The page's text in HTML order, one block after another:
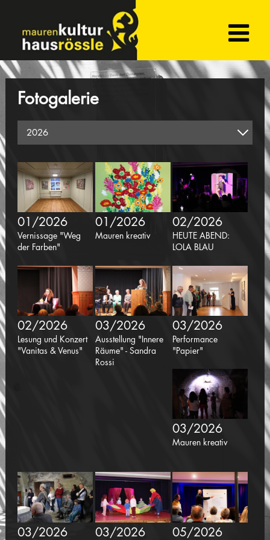
Fotogalerie
01/2026
Vernissage "Weg
der Farben"
01/2026
Mauren kreativ
02/2026
HEUTE ABEND:
LOLA BLAU
02/2026
Lesung und Konzert
"Vanitas & Venus"
03/2026
Ausstellung "Innere
Räume" - Sandra
Rossi
03/2026
Performance
"Papier"
03/2026
Mauren kreativ
03/2026 03/2026 05/2026